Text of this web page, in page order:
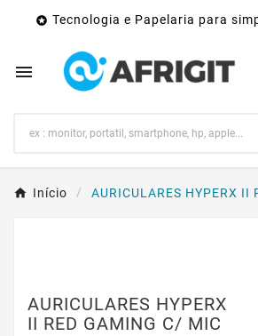
 Tecnologia e Papelaria para

Início AURICULARES HYPERX II
AURICULARES HYPERX
II RED GAMING C/ MIC